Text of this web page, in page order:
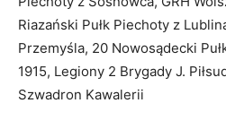
Riazański Pułk Piechoty z
Przemyśla, 20 Nowosądecki
1915, Legiony 2 Brygady J.
Szwadron Kawalerii